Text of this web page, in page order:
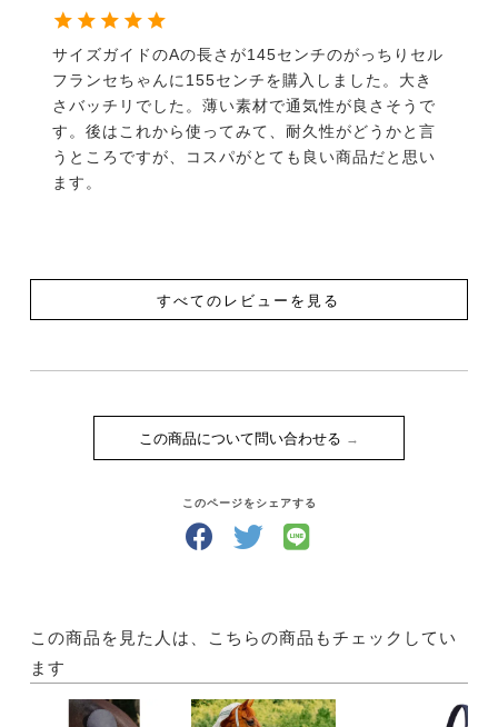
サイズガイドのAの長さが145センチのがっちりセル
フランセちゃんに155センチを購入しました。大き
さバッチリでした。薄い素材で通気性が良さそうで
す。後はこれから使ってみて、耐久性がどうかと言
うところですが、コスパがとても良い商品だと思い
ます。
すべてのレビューを見る
この商品について問い合わせる
このページをシェアする
この商品を見た人は、こちらの商品もチェックしてい
ます